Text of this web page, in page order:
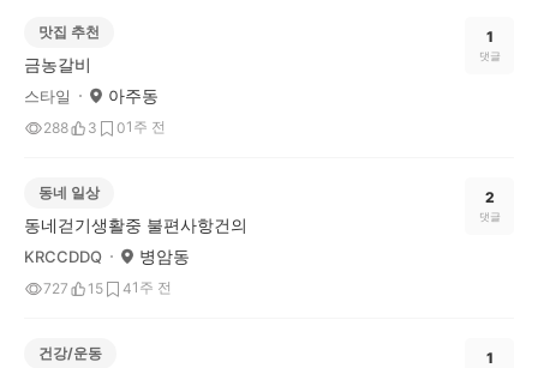
맛집 추천
금농갈비
스타일 아주동
288 3 01주 전
1
댓글
동네 일상
동네걷기생활중 불편사항건의
KRCCDDQ 병암동
727 15 41주 전
2
댓글
건강/운동 1